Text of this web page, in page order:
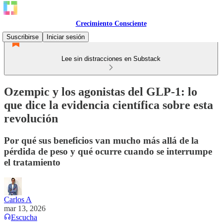
Crecimiento Consciente
Suscribirse
Iniciar sesión
Lee sin distracciones en Substack
Ozempic y los agonistas del GLP-1: lo
que dice la evidencia científica sobre esta
revolución
Por qué sus beneficios van mucho más allá de la
pérdida de peso y qué ocurre cuando se interrumpe
el tratamiento
Carlos A
mar 13, 2026
Escucha